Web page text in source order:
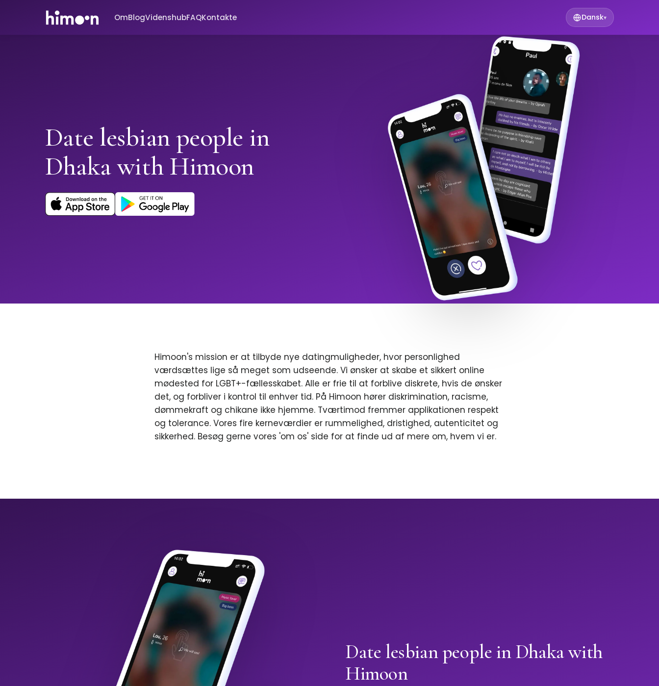
OmBlogVidenshubFAQKontakte Dansk▾
Date lesbian people in
Dhaka with Himoon
Himoon's mission er at tilbyde nye datingmuligheder, hvor personlighed
værdsættes lige så meget som udseende. Vi ønsker at skabe et sikkert online
mødested for LGBT+-fællesskabet. Alle er frie til at forblive diskrete, hvis de ønsker
det, og forbliver i kontrol til enhver tid. På Himoon hører diskrimination, racisme,
dømmekraft og chikane ikke hjemme. Tværtimod fremmer applikationen respekt
og tolerance. Vores fire kerneværdier er rummelighed, dristighed, autenticitet og
sikkerhed. Besøg gerne vores 'om os' side for at finde ud af mere om, hvem vi er.
Date lesbian people in Dhaka with
Himoon